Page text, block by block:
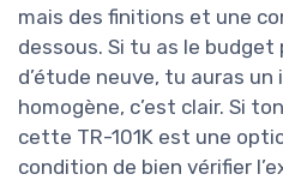
mais des finitions et une
dessous. Si tu as le budget
d’étude neuve, tu auras
homogène, c’est clair. Si
cette TR-101K est une
condition de bien vérifier